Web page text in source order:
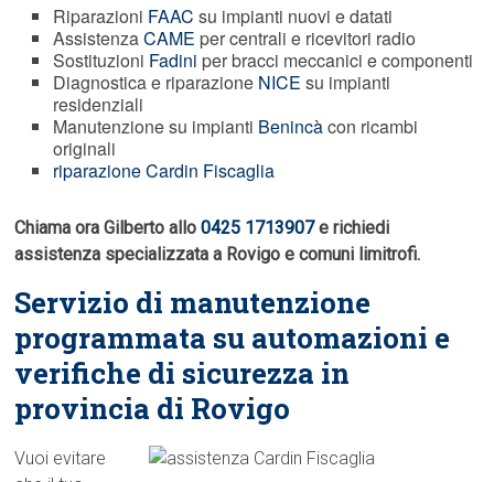
Riparazioni FAAC su impianti nuovi e datati
AssistenzaCAME per centrali e ricevitori radio
Sostituzioni Fadini per bracci meccanici e componenti
Diagnostica e riparazione NICE su impianti
residenziali
Manutenzione su impianti Benincàcon ricambi
originali
riparazione Cardin Fiscaglia
Chiama ora Gilberto allo0425 1713907e richiedi
assistenza specializzata a Rovigo e comuni limitrofi.
Servizio di manutenzione
programmata su automazioni e
verifiche di sicurezza in
provincia di Rovigo
Vuoi evitare